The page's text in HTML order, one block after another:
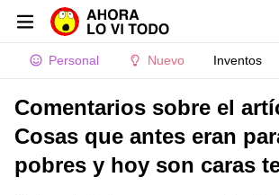
Personal Nuevo Inventos
Comentarios sobre el
Cosas que antes eran
pobres y hoy son caras